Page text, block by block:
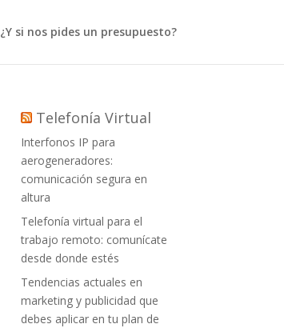
¿Y si nos pides un presupuesto?
Telefonía Virtual
Interfonos IP para
aerogeneradores:
comunicación segura en
altura
Telefonía virtual para el
trabajo remoto: comunícate
desde donde estés
Tendencias actuales en
marketing y publicidad que
debes aplicar en tu plan de